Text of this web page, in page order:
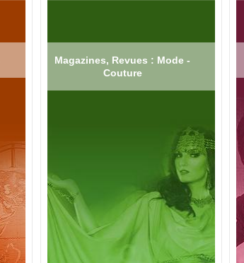
Magazines, Revues : Mode -
Couture